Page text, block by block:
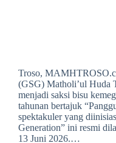
Troso,
(GSG) Matholi’ul Huda
menjadi saksi bisu
tahunan bertajuk
spektakuler yang
Generation” ini resmi
13 Juni 2026.…